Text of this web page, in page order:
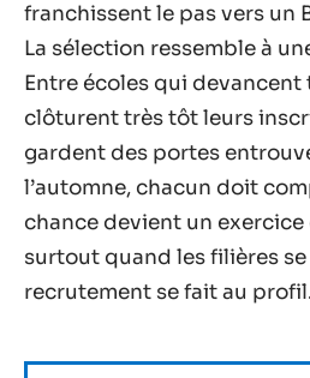
franchissent le pas vers un
La sélection ressemble à
Entre écoles qui
clôturent très tôt leurs
gardent des portes
l’automne, chacun doit
chance devient un
surtout quand les filières
recrutement se fait au